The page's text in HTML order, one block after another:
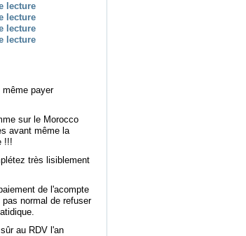
payer
sur le Morocco
avant même la
!!!
très lisiblement
de l'acompte
normal de refuser
au RDV l'an